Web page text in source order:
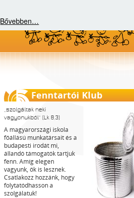
Bővebben…
Fenntartói Klub
szolgáltak neki
vagyonukból
(Lk 8,3)
A magyarországi iskola
főállású munkatársait és a
budapesti irodát mi,
állandó támogatók tartjuk
fenn. Amíg elegen
vagyunk, ők is lesznek.
Csatlakozz hozzánk, hogy
folytatódhasson a
szolgálatuk!